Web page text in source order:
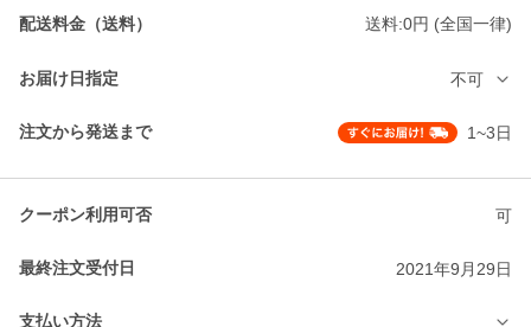
配送料金（送料） 送料:0円 (全国一律)
お届け日指定 不可
注文から発送まで 1~3日
クーポン利用可否 可
最終注文受付日 2021年9月29日
支払い方法